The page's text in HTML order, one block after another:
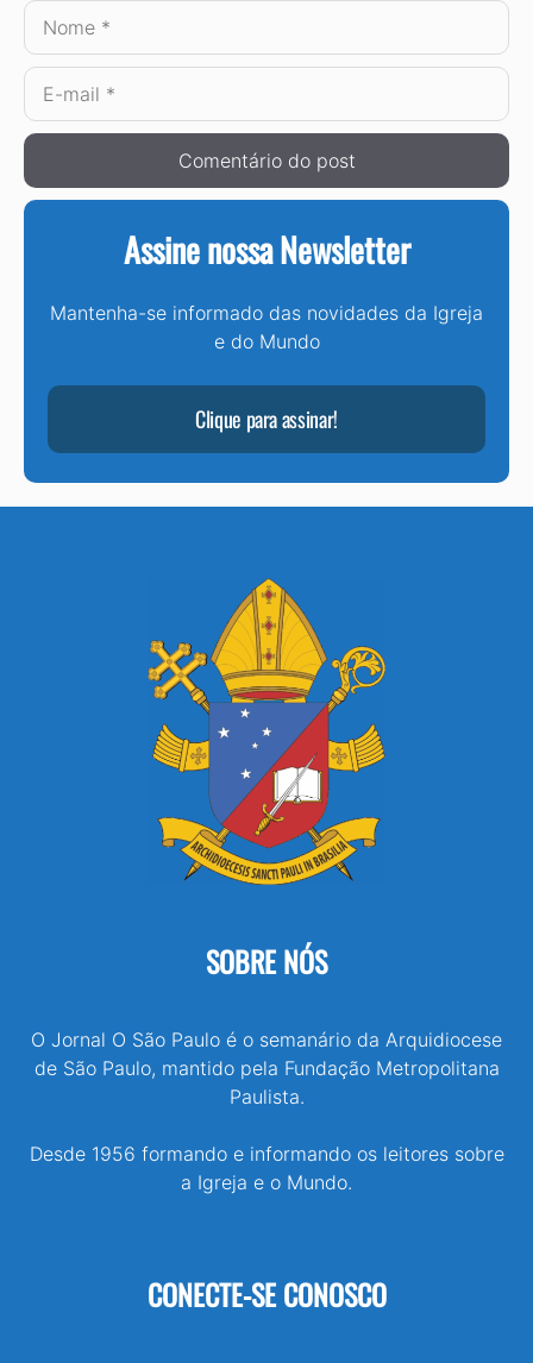
Nome
E-
mail
Assine nossa Newsletter
Mantenha-se informado das novidades da Igreja
e do Mundo
Clique para assinar!
SOBRE NÓS
O Jornal O São Paulo é o semanário da Arquidiocese
de São Paulo, mantido pela Fundação Metropolitana
Paulista.
Desde 1956 formando e informando os leitores sobre
a Igreja e o Mundo.
CONECTE-SE CONOSCO